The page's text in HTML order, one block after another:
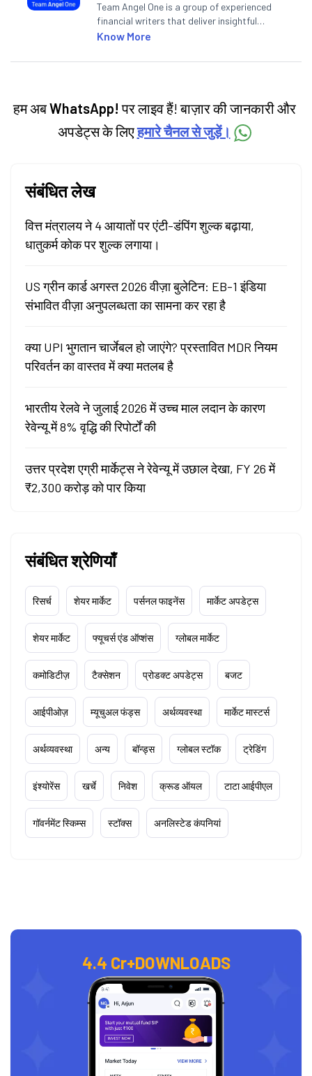
Team Angel One is a group of experienced
financial writers that deliver insightful
articles on the stock market, IPO, economy,
categories.
Know More
हम अबWhatsApp! पर लाइव हैं! बाज़ार की जानकारी और
अपडेट्स के लिएहमारे चैनल से जुड़ें।
संबंधित लेख
वित्त मंत्रालय ने 4 आयातों पर एंटी-डंपिंग शुल्क बढ़ाया,
धातुकर्म कोक पर शुल्क लगाया।
US ग्रीन कार्ड अगस्त 2026 वीज़ा बुलेटिन: EB-1 इंडिया
संभावित वीज़ा अनुपलब्धता का सामना कर रहा है
क्या UPI भुगतान चार्जेबल हो जाएंगे? प्रस्तावित MDR नियम
परिवर्तन का वास्तव में क्या मतलब है
भारतीय रेलवे ने जुलाई 2026 में उच्च माल लदान के कारण
रेवेन्यू में 8% वृद्धि की रिपोर्टों की
उत्तर प्रदेश एग्री मार्केट्स ने रेवेन्यू में उछाल देखा, FY 26 में
₹2,300 करोड़ को पार किया
संबंधित श्रेणियाँ
रिसर्च शेयर मार्केट पर्सनल फाइनेंस मार्केट अपडेट्स
शेयर मार्केट फ्यूचर्स एंड ऑप्शंस ग्लोबल मार्केट
कमोडिटीज़ टैक्सेशन प्रोडक्ट अपडेट्स बजट
आईपीओज़ म्यूचुअल फंड्स अर्थव्यवस्था मार्केट मास्टर्स
अर्थव्यवस्था अन्य बॉन्ड्स ग्लोबल स्टॉक ट्रेडिंग
इंश्योरेंस खर्चे निवेश क्रूड ऑयल टाटा आईपीएल
गॉवर्नमेंट स्किम्स स्टॉक्स अनलिस्टेड कंपनियां
4.4 Cr+DOWNLOADS